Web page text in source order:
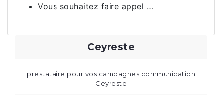
Vous souhaitez faire appel …
Ceyreste
prestataire pour vos campagnes communication
Ceyreste